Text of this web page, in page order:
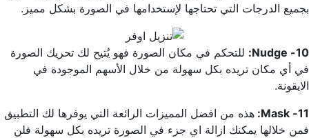
بجميع الدرجات التي تحتاجها لإستخدامها في الصورة بشكل مميز.
10- Nudge:
للتحكم في مكان الصورة فهو يُتيح لك تحريك الصورة
في أي مكان تريده بكل سهولة من خلال الأسهم الموجودة في
الايقونة.
11- Mask:
هذه من افضل المميزات الرائعة التي يوفرها لك التطبيق
فمن خلالها يمكنك ازالة اي جزء في الصورة تريده بكل سهولة فلن